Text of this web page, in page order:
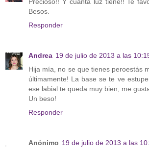
Besos.
Responder
Andrea 19 de julio de 2013 a las
Hija mía, no se que tienes peroestás
últimamente! La base se te ve
ese labial te queda muy bien, me
Un beso!
Responder
Anónimo 19 de julio de 2013 a las